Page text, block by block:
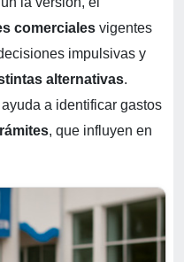
comerciales vigentes
impulsivas y
alternativas.
a identificar gastos
, que influyen en